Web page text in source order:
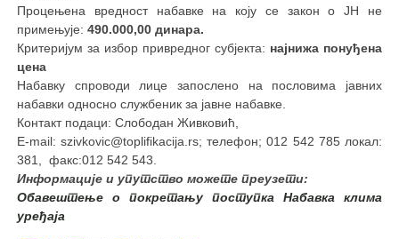
Процењена вредност набавке на коју се закон о ЈН не
примењује: 490.000,00 динара.
Критеријум за избор привредног субјекта: најнижа понуђена
цена
Набавку спроводи лице запослено на пословима јавних
набавки односно службеник за јавне набавке.
Контакт подаци: Слободан Живковић,
E-mail: szivkovic@toplifikacija.rs; телефон; 012 542 785 локал:
381,
факс:012 542 543.
Информације и упутство можете преузети:
Обавештење о покретању поступка Набавка клима
уређаја